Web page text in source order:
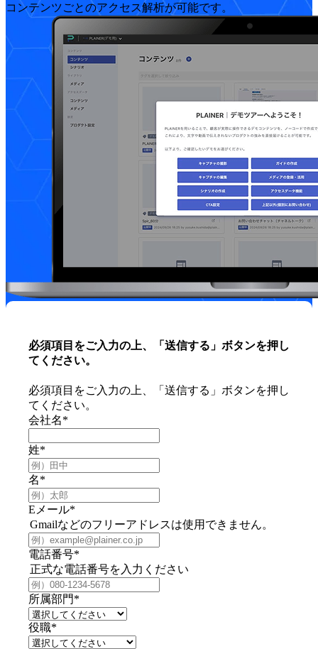
コンテンツごとのアクセス解析が可能です。
必須項目をご入力の上、「送信する」ボタンを押し
てください。
必須項目をご入力の上、「送信する」ボタンを押し
てください。
会社名*
姓*
名*
Eメール*
Gmailなどのフリーアドレスは使用できません。
電話番号*
正式な電話番号を入力ください
所属部門*
役職*